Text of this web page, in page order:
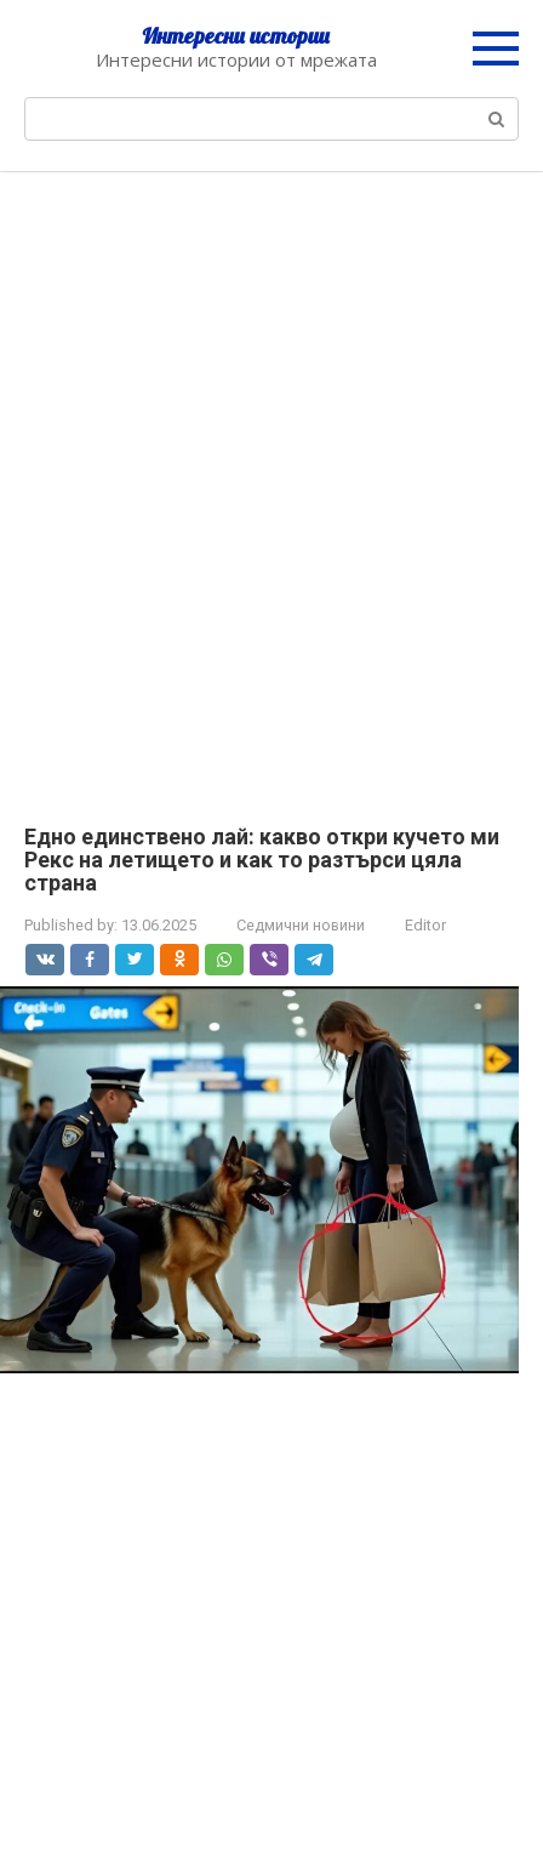
Интересни истории
Интересни истории от мрежата
Едно единствено лай: какво откри кучето ми
Рекс на летището и как то разтърси цяла
страна
Published by: 13.06.2025 Седмични новини Editor